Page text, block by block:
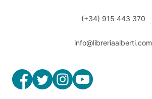
(+34) 915 443 370
info@libreriaalberti.com